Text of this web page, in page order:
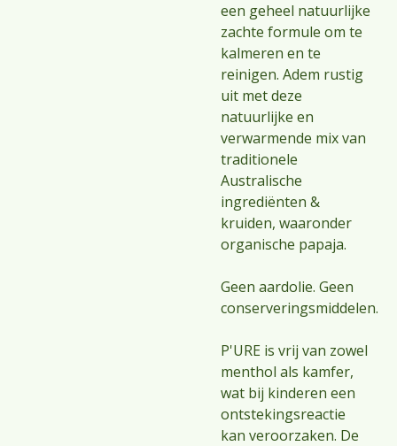
een geheel natuurlijke
zachte formule om te
kalmeren en te
reinigen. Adem rustig
uit met deze
natuurlijke en
verwarmende mix van
traditionele
Australische
ingrediënten &
kruiden, waaronder
organische papaja.
Geen aardolie. Geen
conserveringsmiddelen.
P'URE is vrij van zowel
menthol als kamfer,
wat bij kinderen een
ontstekingsreactie
kan veroorzaken. De